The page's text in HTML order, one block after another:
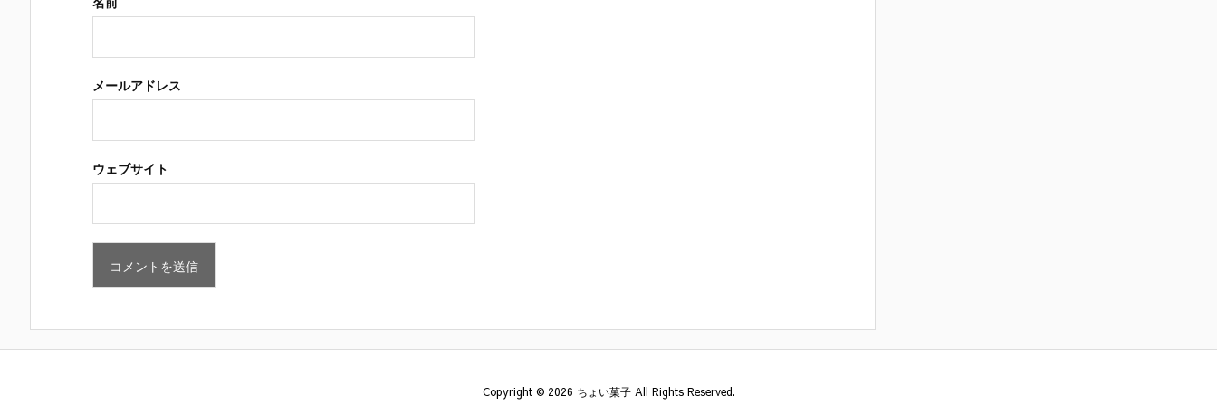
メールアドレス
ウェブサイト
Copyright © 2026 ちょい菓子All Rights Reserved.